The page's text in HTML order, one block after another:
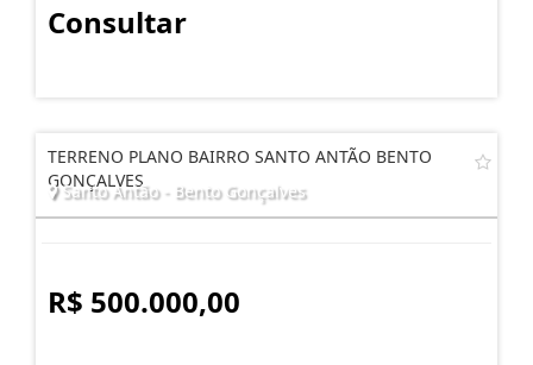
Consultar
TERRENO PLANO BAIRRO SANTO ANTÃO BENTO
GONÇALVES
Santo Antão - Bento Gonçalves
R$ 500.000,00